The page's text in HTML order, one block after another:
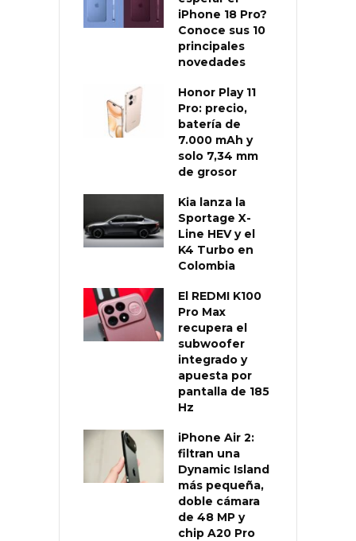
iPhone 18 Pro?
Conoce sus 10
principales
novedades
Honor Play 11
Pro: precio,
batería de
7.000 mAh y
solo 7,34 mm
de grosor
Kia lanza la
Sportage X-
Line HEV y el
K4 Turbo en
Colombia
El REDMI K100
Pro Max
recupera el
subwoofer
integrado y
apuesta por
pantalla de 185
Hz
iPhone Air 2:
filtran una
Dynamic Island
más pequeña,
doble cámara
de 48 MP y
chip A20 Pro